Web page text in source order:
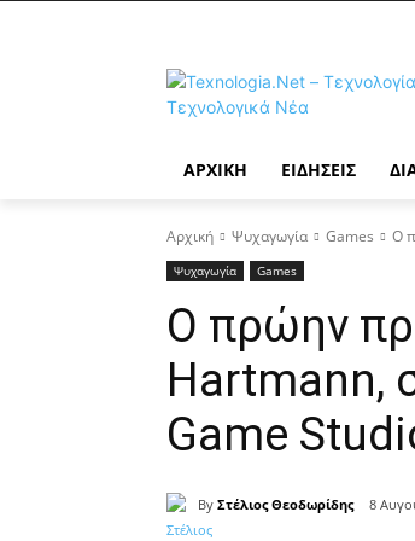
ΑΡΧΙΚΉ ΕΙΔΉΣΕΙΣ
Αρχική Ψυχαγωγία Games Ο
Ψυχαγωγία Games
Ο πρώην
Hartmann,
Game
By Στέλιος Θεοδωρίδης 8